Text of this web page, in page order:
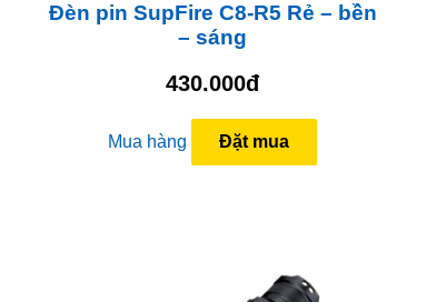
Đèn pin SupFire C8-R5 Rẻ – bền
– sáng
430.000đ
Mua hàng Đặt mua